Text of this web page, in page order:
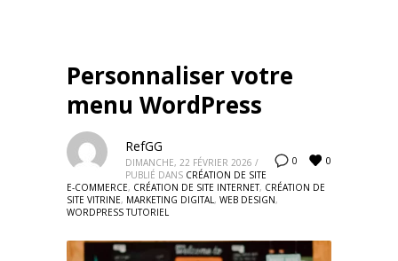
Personnaliser votre
menu WordPress
0 0
RefGG
DIMANCHE, 22 FÉVRIER 2026 /
PUBLIÉ DANS CRÉATION DE SITE
E-COMMERCE, CRÉATION DE SITE INTERNET, CRÉATION DE
SITE VITRINE, MARKETING DIGITAL, WEB DESIGN,
WORDPRESS TUTORIEL